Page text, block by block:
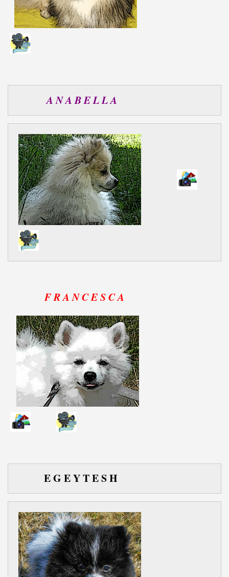
A N A B E L L A
F R A N C E S C A
E G E Y T E S H